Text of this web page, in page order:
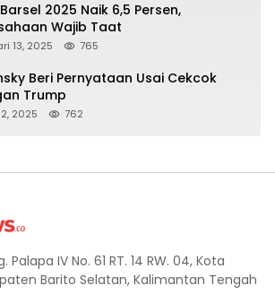
Barsel 2025 Naik 6,5 Persen,
Wajib Taat
13, 2025 765
Beri Pernyataan Usai Cekcok
Trump
2025 762
Palapa IV No. 61 RT. 14 RW. 04, Kota
Barito Selatan, Kalimantan Tengah